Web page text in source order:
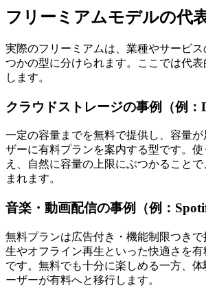
フリーミアムモデルの代
実際のフリーミアムは、業種やサービス
つかの型に分けられます。ここでは代
します。
クラウドストレージの事例（例：
一定の容量までを無料で提供し、容量
ザーに有料プランを案内する型です。
え、自然に容量の上限にぶつかること
まれます。
音楽・動画配信の事例（例：
無料プランは広告付き・機能制限つき
生やオフライン再生といった快適さを
です。無料でも十分に楽しめる一方、
ーザーが有料へと移行します。